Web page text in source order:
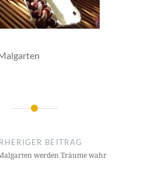
BEITRAG
werden Träume wahr